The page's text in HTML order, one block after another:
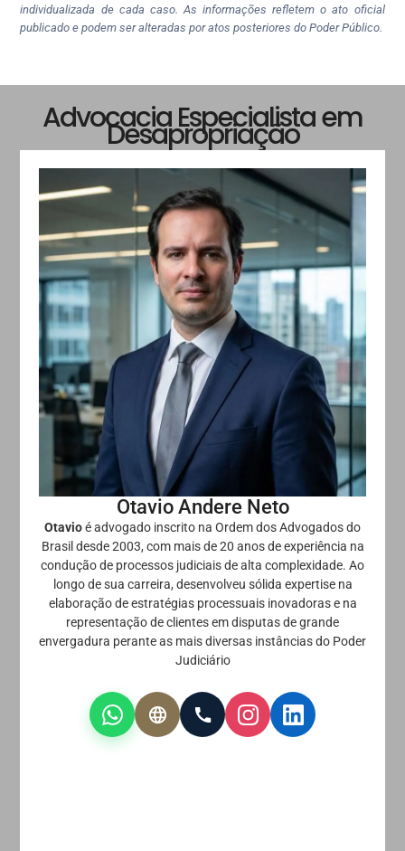
individualizada de cada caso. As informações refletem o ato oficial
publicado e podem ser alteradas por atos posteriores do Poder Público.
Advocacia Especialista em
Desapropriação
Otavio Andere Neto
Otavioé advogado inscrito na Ordem dos Advogados do
Brasil desde 2003, com mais de 20 anos de experiência na
condução de processos judiciais de alta complexidade. Ao
longo de sua carreira, desenvolveu sólida expertise na
elaboração de estratégias processuais inovadoras e na
representação de clientes em disputas de grande
envergadura perante as mais diversas instâncias do Poder
Judiciário